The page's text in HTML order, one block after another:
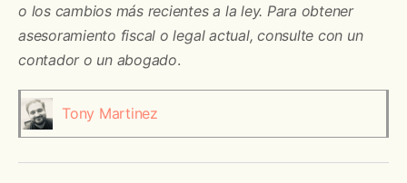
o los cambios más recientes a la ley. Para obtener
asesoramiento fiscal o legal actual, consulte con un
contador o un abogado.
Tony Martinez